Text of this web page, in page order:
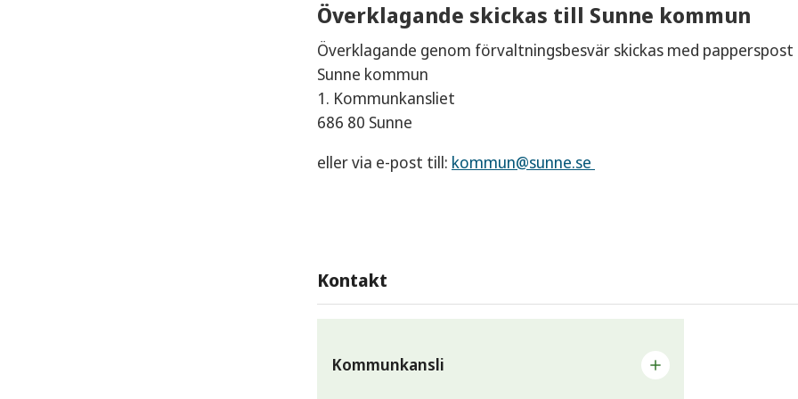
Överklagande skickas till Sunne kommun
Överklagande genom förvaltningsbesvär skickas med
Sunne kommun
1. Kommunkansliet
686 80 Sunne
eller via e-post till: kommun@sunne.se
Kontakt
Kommunkansli